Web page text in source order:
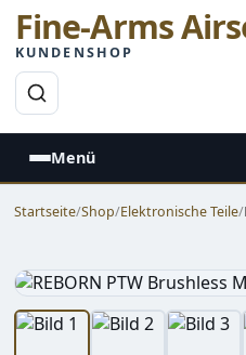
Fine-Arms
KUNDENSHOP
Menü
Startseite/Shop/Elektronische Teile/